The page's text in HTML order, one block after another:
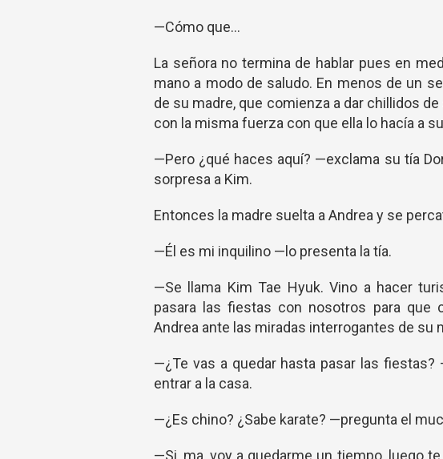
—Cómo que...
La señora no termina de hablar pues en
mano a modo de saludo. En menos de un
de su madre, que comienza a dar chillidos
con la misma fuerza con que ella lo hacía a
—Pero ¿qué haces aquí? —exclama su tía
sorpresa a Kim.
Entonces la madre suelta a Andrea y se
—Él es mi inquilino —lo presenta la tía.
—Se llama Kim Tae Hyuk. Vino a hacer
pasara las fiestas con nosotros para que
Andrea ante las miradas interrogantes de su
—¿Te vas a quedar hasta pasar las
entrar a la casa.
—¿Es chino? ¿Sabe karate? —pregunta el
—Si, ma, voy a quedarme un tiempo, luego